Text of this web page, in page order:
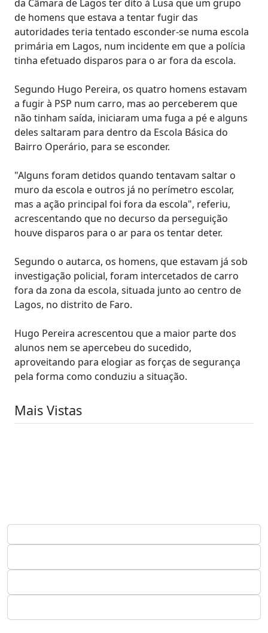
da Câmara de Lagos ter dito à Lusa que um grupo
de homens que estava a tentar fugir das
autoridades teria tentado esconder-se numa escola
primária em Lagos, num incidente em que a polícia
tinha efetuado disparos para o ar fora da escola.
Segundo Hugo Pereira, os quatro homens estavam
a fugir à PSP num carro, mas ao perceberem que
não tinham saída, iniciaram uma fuga a pé e alguns
deles saltaram para dentro da Escola Básica do
Bairro Operário, para se esconder.
"Alguns foram detidos quando tentavam saltar o
muro da escola e outros já no perímetro escolar,
mas a ação principal foi fora da escola", referiu,
acrescentando que no decurso da perseguição
houve disparos para o ar para os tentar deter.
Segundo o autarca, os homens, que estavam já sob
investigação policial, foram intercetados de carro
fora da zona da escola, situada junto ao centro de
Lagos, no distrito de Faro.
Hugo Pereira acrescentou que a maior parte dos
alunos nem se apercebeu do sucedido,
aproveitando para elogiar as forças de segurança
pela forma como conduziu a situação.
Mais Vistas